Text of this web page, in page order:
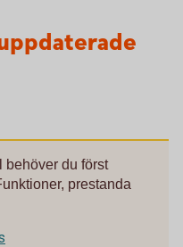
behöver du först
prestanda